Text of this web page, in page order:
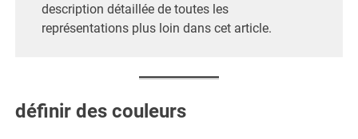
description détaillée de toutes les
représentations plus loin dans cet article.
définir des couleurs